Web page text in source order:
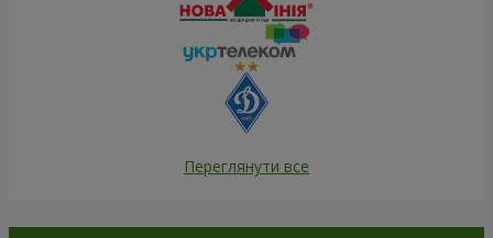
Переглянути все